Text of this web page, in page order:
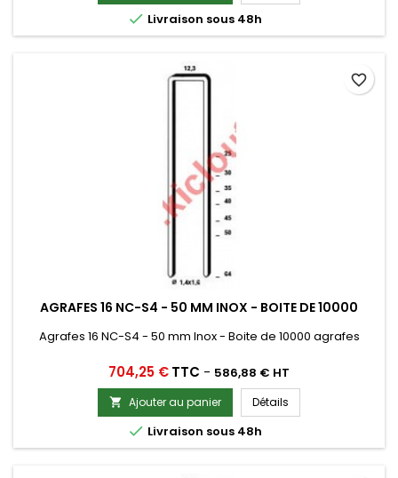
 Livraison sous 48h
AGRAFES 16 NC-S4 - 50 MM INOX - BOITE DE 10000
Agrafes 16 NC-S4 - 50 mm Inox - Boite de 10000 agrafes
Prix
704,25 €TTC - 586,88 € HT
 Ajouter au panier Détails
 Livraison sous 48h
favorite_border